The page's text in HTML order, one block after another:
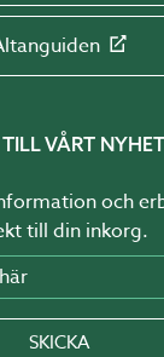
VÅRT
och
till din inkorg.
SKICKA